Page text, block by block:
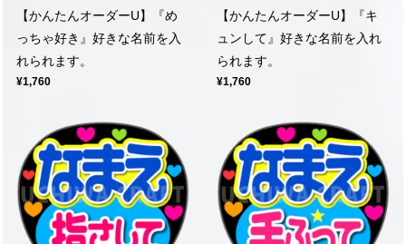
【かんたんオーダーU】『め
っちゃ好き』好きな名前を入
れられます。
¥1,760
【かんたんオーダーU】『キ
ュンして』好きな名前を入れ
られます。
¥1,760